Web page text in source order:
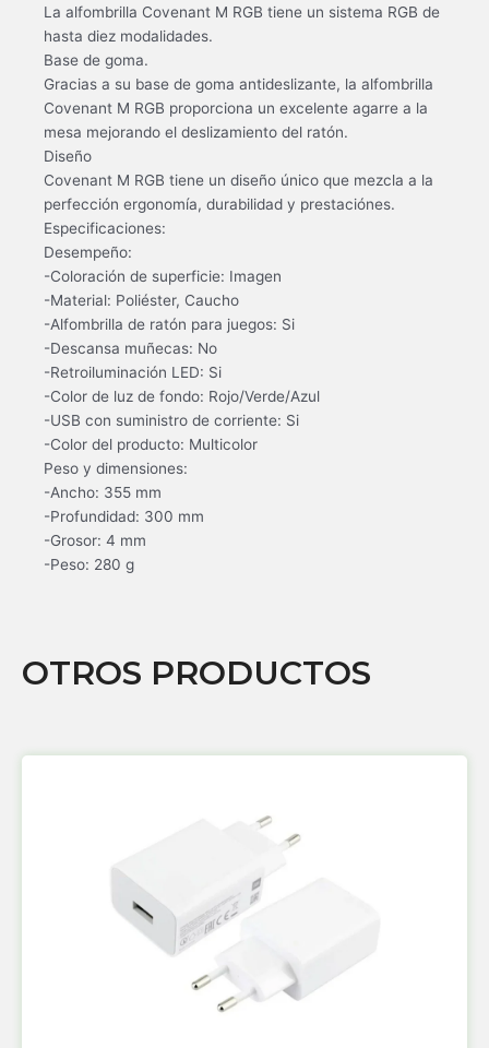
La alfombrilla Covenant M RGB tiene un sistema RGB de
hasta diez modalidades.
Base de goma.
Gracias a su base de goma antideslizante, la alfombrilla
Covenant M RGB proporciona un excelente agarre a la
mesa mejorando el deslizamiento del ratón.
Diseño
Covenant M RGB tiene un diseño único que mezcla a la
perfección ergonomía, durabilidad y prestaciónes.
Especificaciones:
Desempeño:
-Coloración de superficie: Imagen
-Material: Poliéster, Caucho
-Alfombrilla de ratón para juegos: Si
-Descansa muñecas: No
-Retroiluminación LED: Si
-Color de luz de fondo: Rojo/Verde/Azul
-USB con suministro de corriente: Si
-Color del producto: Multicolor
Peso y dimensiones:
-Ancho: 355 mm
-Profundidad: 300 mm
-Grosor: 4 mm
-Peso: 280 g
OTROS PRODUCTOS